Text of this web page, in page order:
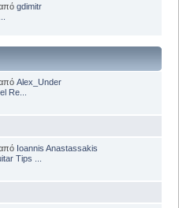
gdimitr
Alex_Under
Re...
Ioannis Anastassakis
Tips ...